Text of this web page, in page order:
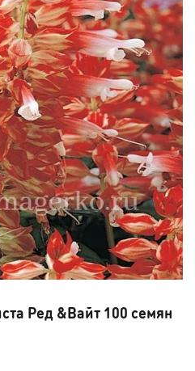
Ред &Вайт 100 семян